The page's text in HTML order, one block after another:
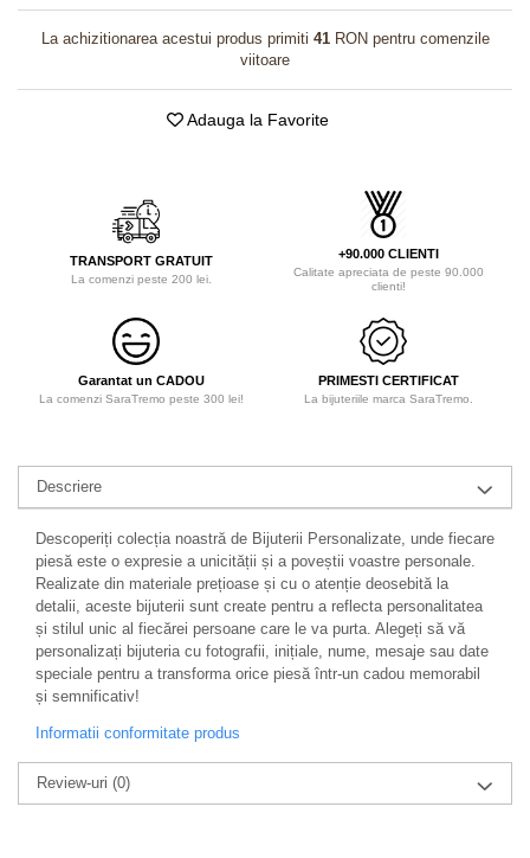
La achizitionarea acestui produs primiti 41RON pentru comenzile
viitoare
Adauga la Favorite
TRANSPORT GRATUIT
La comenzi peste 200 lei.
+90.000 CLIENTI
Calitate apreciata de peste 90.000
clienti!
Garantat un CADOU
La comenzi SaraTremo peste 300 lei!
PRIMESTI CERTIFICAT
La bijuteriile marca SaraTremo.
Descriere
Descoperiți colecția noastră de Bijuterii Personalizate, unde fiecare
piesă este o expresie a unicității și a poveștii voastre personale.
Realizate din materiale prețioase și cu o atenție deosebită la
detalii, aceste bijuterii sunt create pentru a reflecta personalitatea
și stilul unic al fiecărei persoane care le va purta. Alegeți să vă
personalizați bijuteria cu fotografii, inițiale, nume, mesaje sau date
speciale pentru a transforma orice piesă într-un cadou memorabil
și semnificativ!
Informatii conformitate produs
Review-uri (0)